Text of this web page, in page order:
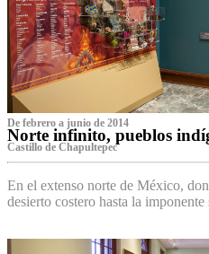
De febrero a junio de 2014
Norte infinito, pueblos
Castillo de Chapultepec
En el extenso norte de México,
desierto costero hasta la